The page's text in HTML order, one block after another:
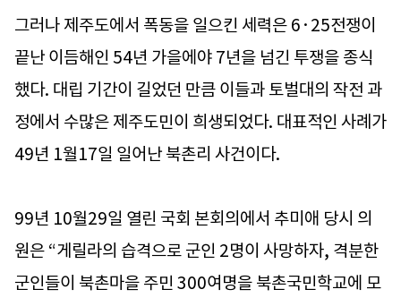
그러나 제주도에서 폭동을 일으킨 세력은 6·25전쟁이
끝난 이듬해인 54년 가을에야 7년을 넘긴 투쟁을 종식
했다. 대립 기간이 길었던 만큼 이들과 토벌대의 작전 과
정에서 수많은 제주도민이 희생되었다. 대표적인 사례가
49년 1월17일 일어난 북촌리 사건이다.
99년 10월29일 열린 국회 본회의에서 추미애 당시 의
원은 “게릴라의 습격으로 군인 2명이 사망하자, 격분한
군인들이 북촌마을 주민 300여명을 북촌국민학교에 모